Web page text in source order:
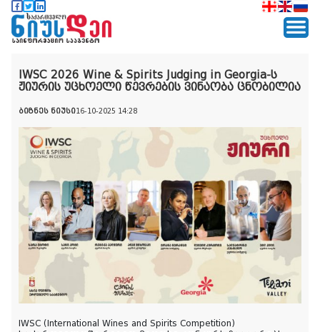
IWSC 2026 Wine & Spirits Judging in Georgia-ს
ჟიურის უცხოელი წევრების ვინაობა ცნობილია
ბიზნეს ნიუსი16-10-2025 14:28
IWSC (International Wines and Spirits Competition)